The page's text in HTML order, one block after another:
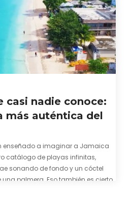
casi nadie conoce:
más auténtica del
enseñado a imaginar a Jamaica
catálogo de playas infinitas,
sonando de fondo y un cóctel
palmera. Eso también es cierto.